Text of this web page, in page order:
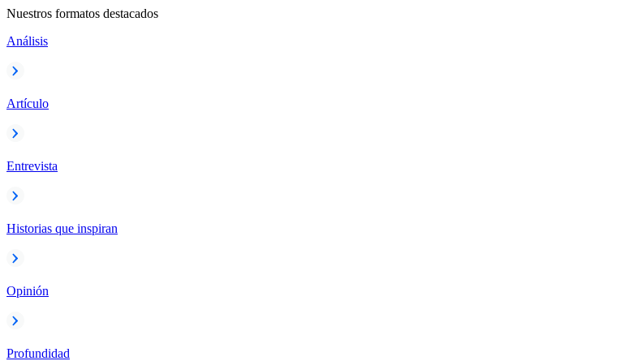
Nuestros formatos destacados
Análisis
Artículo
Entrevista
Historias que inspiran
Opinión
Profundidad